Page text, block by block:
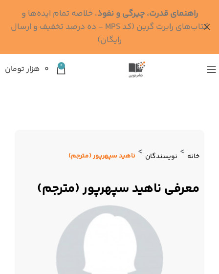
0 ۰ هزار تومان
خانه > نویسندگان > ناهید سپهرپور (مترجم)
معرفی ناهید سپهرپور (مترجم)
راهنمای قدرت، چیرگی و نفوذ، خلاصه تمام ایده‌ها و
کتاب‌های رابرت گرین (کد MPS - ده درصد تخفیف و ارسال
رایگان)